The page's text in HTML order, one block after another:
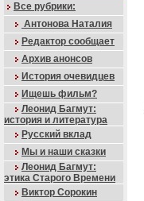
Все рубрики:
Антонова Наталия
Редактор сообщает
Архив анонсов
История очевидцев
Ищешь фильм?
Леонид Багмут:
история и литература
Русский вклад
Мы и наши сказки
Леонид Багмут:
этика Старого Времени
Виктор Сорокин